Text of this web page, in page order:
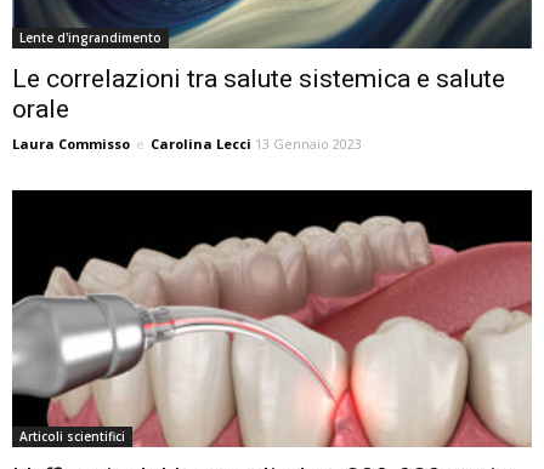
Lente d'ingrandimento
Le correlazioni tra salute sistemica e salute
orale
Laura Commisso e Carolina Lecci 13 Gennaio 2023
Articoli scientifici